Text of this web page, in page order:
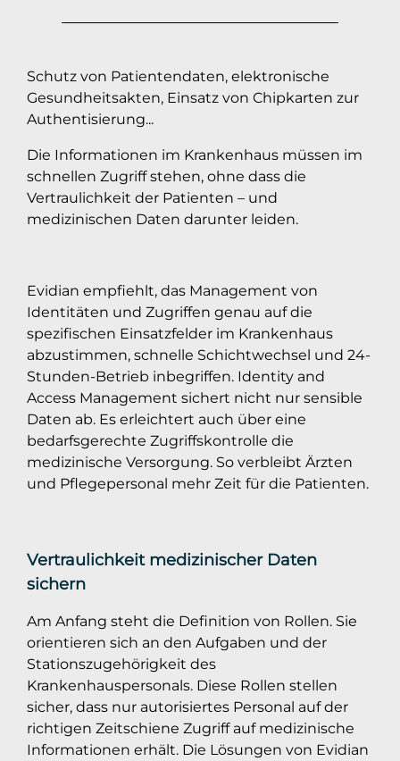
Schutz von Patientendaten, elektronische
Gesundheitsakten, Einsatz von Chipkarten zur
Authentisierung...
Die Informationen im Krankenhaus müssen im
schnellen Zugriff stehen, ohne dass die
Vertraulichkeit der Patienten – und
medizinischen Daten darunter leiden.
Evidian empfiehlt, das Management von
Identitäten und Zugriffen genau auf die
spezifischen Einsatzfelder im Krankenhaus
abzustimmen, schnelle Schichtwechsel und 24-
Stunden-Betrieb inbegriffen. Identity and
Access Management sichert nicht nur sensible
Daten ab. Es erleichtert auch über eine
bedarfsgerechte Zugriffskontrolle die
medizinische Versorgung. So verbleibt Ärzten
und Pflegepersonal mehr Zeit für die Patienten.
Vertraulichkeit medizinischer Daten
sichern
Am Anfang steht die Definition von Rollen. Sie
orientieren sich an den Aufgaben und der
Stationszugehörigkeit des
Krankenhauspersonals. Diese Rollen stellen
sicher, dass nur autorisiertes Personal auf der
richtigen Zeitschiene Zugriff auf medizinische
Informationen erhält. Die Lösungen von Evidian